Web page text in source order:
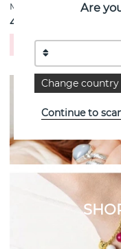
Maanesten
476 kr
Köp
Are
Change country
Continue to